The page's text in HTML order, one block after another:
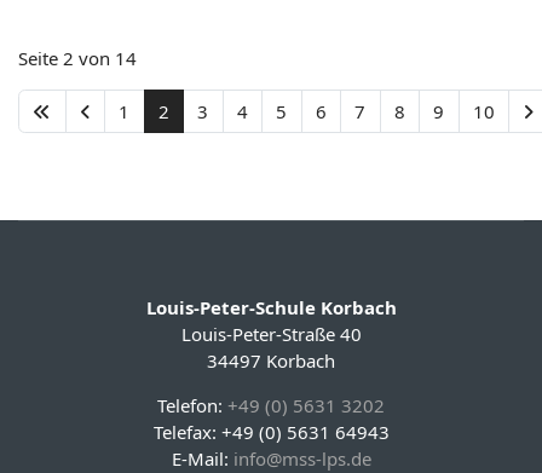
Seite 2 von 14
1 2 3 4 5 6 7 8 9 10
Louis-Peter-Schule Korbach
Louis-Peter-Straße 40
34497 Korbach
Telefon: +49 (0) 5631 3202
Telefax: +49 (0) 5631 64943
E-Mail: info@mss-lps.de